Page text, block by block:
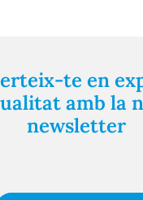
te en
amb la
newsletter